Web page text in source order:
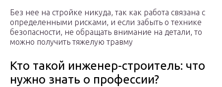
Без нее на стройке никуда, так как работа связана с
определенными рисками, и если забыть о технике
безопасности, не обращать внимание на детали, то
можно получить тяжелую травму
Кто такой инженер-строитель: что
нужно знать о профессии?